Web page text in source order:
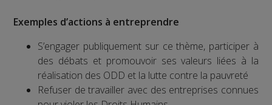
Exemples d’actions à entreprendre
S’engager publiquement sur ce thème, participer à
des débats et promouvoir ses valeurs liées à la
réalisation des ODD et la lutte contre la pauvreté
Refuser de travailler avec des entreprises connues